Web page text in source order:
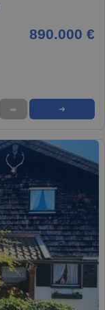
890.000 €
➦ ➜